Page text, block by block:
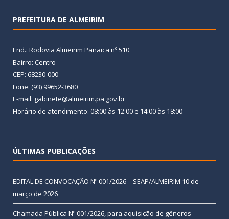
PREFEITURA DE ALMEIRIM
End.: Rodovia Almeirim Panaica nº 510
Bairro: Centro
CEP: 68230-000
Fone: (93) 99652-3680
E-mail: gabinete@almeirim.pa.gov.br
Horário de atendimento: 08:00 às 12:00 e 14:00 às 18:00
ÚLTIMAS PUBLICAÇÕES
EDITAL DE CONVOCAÇÃO Nº 001/2026 – SEAP/ALMEIRIM 10 de
março de 2026
Chamada Pública Nº 001/2026, para aquisição de gêneros